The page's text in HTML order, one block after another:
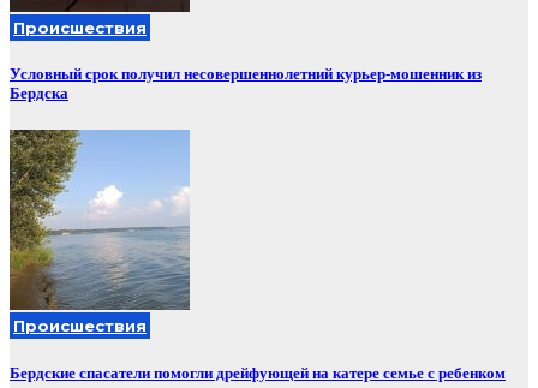
Происшествия
Условный срок получил несовершеннолетний курьер-мошенник из
Бердска
Происшествия
Бердские спасатели помогли дрейфующей на катере семье с ребенком